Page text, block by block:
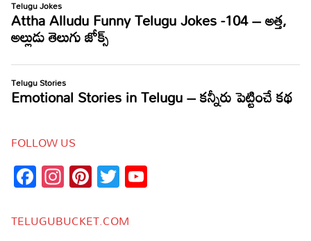
FOLLOW US
Facebook
Instagram
Pinterest
Twitter
TELUGUBUCKET.COM